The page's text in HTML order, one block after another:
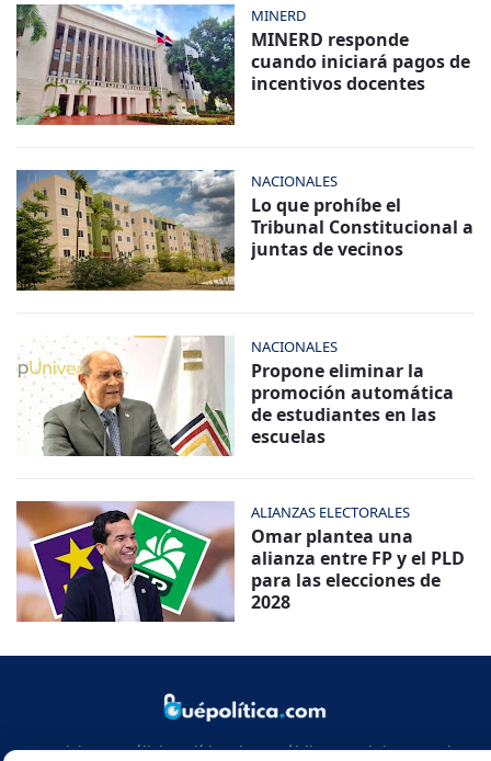
MINERD
MINERD responde
cuando iniciará pagos de
incentivos docentes
NACIONALES
Lo que prohíbe el
Tribunal Constitucional a
juntas de vecinos
NACIONALES
Propone eliminar la
promoción automática
de estudiantes en las
escuelas
ALIANZAS ELECTORALES
Omar plantea una
alianza entre FP y el PLD
para las elecciones de
2028
Noticias y análisis político de República Dominicana y el